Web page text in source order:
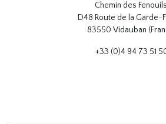
Chemin des
D48 Route de la Garde-
83550 Vidauban
+33 (0)4 94 73 51